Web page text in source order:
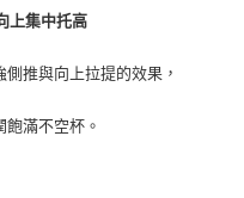
上集中托高
推與向上拉提的效果，
滿不空杯。